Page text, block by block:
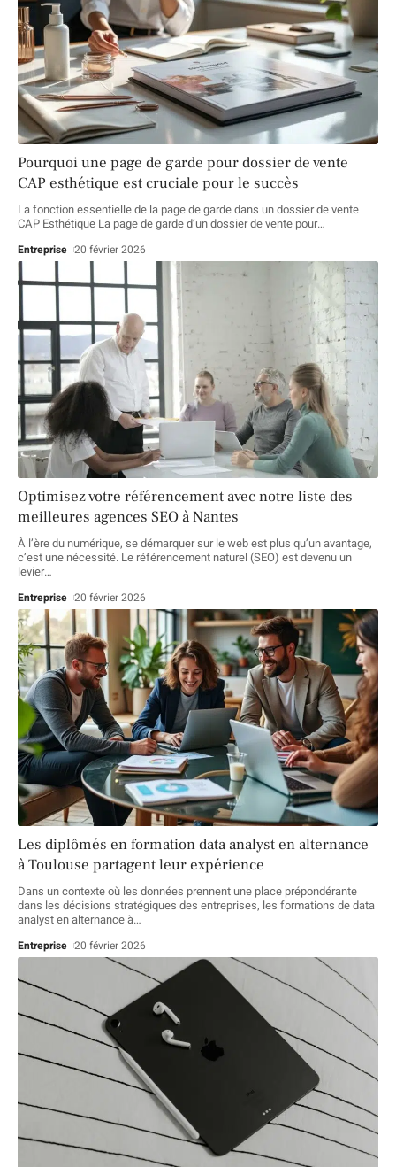
Pourquoi une page de garde pour dossier de vente
CAP esthétique est cruciale pour le succès
La fonction essentielle de la page de garde dans un dossier de vente
CAP Esthétique La page de garde d’un dossier de vente pour…
Entreprise 20 février 2026
Optimisez votre référencement avec notre liste des
meilleures agences SEO à Nantes
À l’ère du numérique, se démarquer sur le web est plus qu’un avantage,
c’est une nécessité. Le référencement naturel (SEO) est devenu un
levier…
Entreprise 20 février 2026
Les diplômés en formation data analyst en alternance
à Toulouse partagent leur expérience
Dans un contexte où les données prennent une place prépondérante
dans les décisions stratégiques des entreprises, les formations de data
analyst en alternance à…
Entreprise 20 février 2026